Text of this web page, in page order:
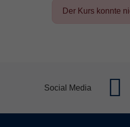
Der Kurs konnte
Social Media